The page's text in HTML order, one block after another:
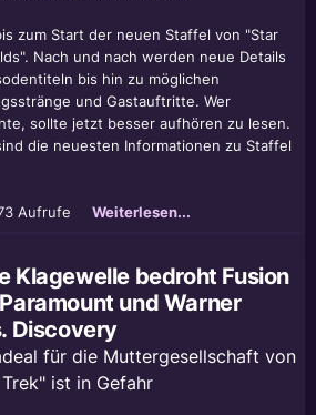
zum Start der neuen Staffel von "Star
Nach und nach werden neue Details
bis hin zu möglichen
und Gastauftritte. Wer
sollte jetzt besser aufhören zu lesen.
die neuesten Informationen zu Staffel
Aufrufe Weiterlesen...
Klagewelle bedroht Fusion
und Warner
Discovery
für die Muttergesellschaft von
ist in Gefahr